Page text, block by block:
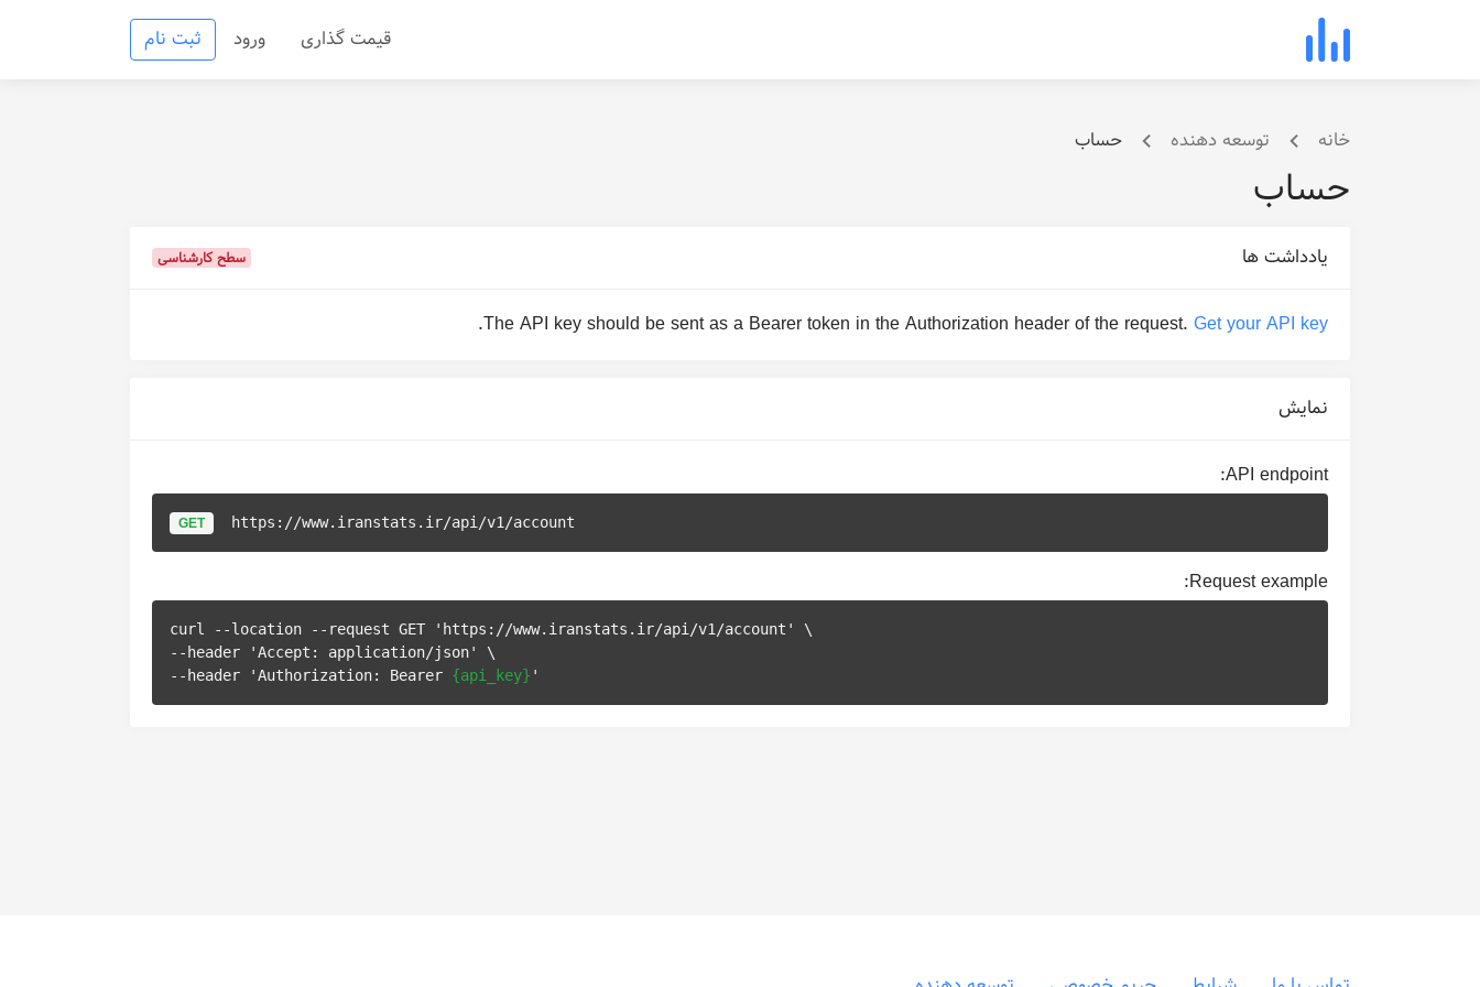
قیمت گذاری ورود ثبت نام
خانه توسعه دهنده حساب
حساب
یادداشت ها سطح کارشناسی
The API key should be sent as a Bearer token in the Authorization header of the request. Get your API key
.
نمایش
API endpoint:
GET https://www.iranstats.ir/api/v1/account
Request example:
curl --location --request GET 'https://www.iranstats.ir/api/v1/account' \
--header 'Accept: application/json' \
--header 'Authorization: Bearer {api_key}